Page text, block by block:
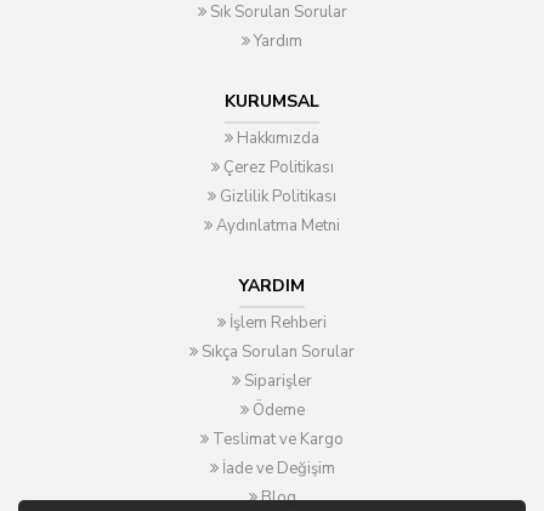
Sık Sorulan Sorular
Yardım
KURUMSAL
Hakkımızda
Çerez Politikası
Gizlilik Politikası
Aydınlatma Metni
YARDIM
İşlem Rehberi
Sıkça Sorulan Sorular
Siparişler
Ödeme
Teslimat ve Kargo
İade ve Değişim
Blog